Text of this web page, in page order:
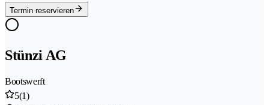
Termin reservieren
Stünzi AG
Bootswerft
5(1)